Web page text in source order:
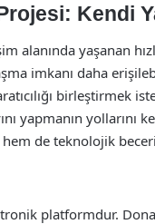
Kendi
alanında yaşanan
imkanı daha
birleştirmek
yapmanın yollarını
de teknolojik
platformdur.